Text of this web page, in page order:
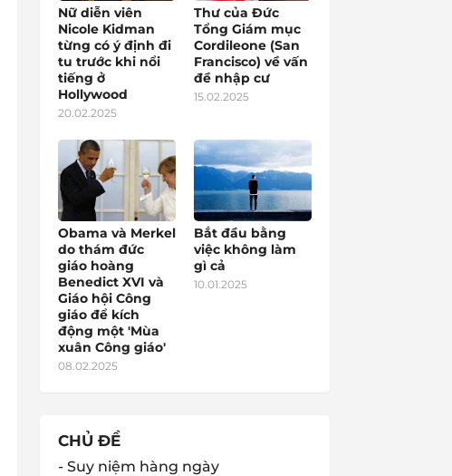
Nữ diễn viên
Nicole Kidman
từng có ý định đi
tu trước khi nổi
tiếng ở
Hollywood
20.02.2025
Thư của Đức
Tổng Giám mục
Cordileone (San
Francisco) về vấn
đề nhập cư
15.02.2025
Obama và Merkel
do thám đức
giáo hoàng
Benedict XVI và
Giáo hội Công
giáo để kích
động một 'Mùa
xuân Công giáo'
08.02.2025
Bắt đầu bằng
việc không làm
gì cả
10.01.2025
CHỦ ĐỀ
- Suy niệm hàng ngày